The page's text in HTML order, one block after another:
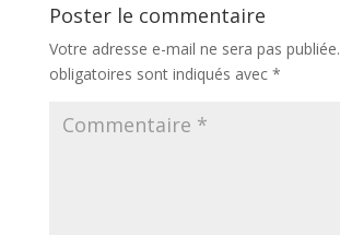
Poster le commentaire
Votre adresse e-mail ne sera pas publiée.
obligatoires sont indiqués avec *